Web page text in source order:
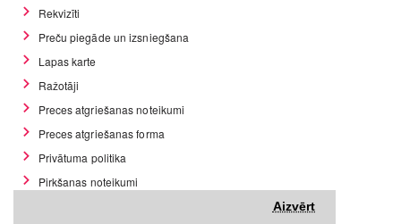
Aizvērt
Rekvizīti
Preču piegāde un izsniegšana
Lapas karte
Ražotāji
Preces atgriešanas noteikumi
Preces atgriešanas forma
Privātuma politika
Pirkšanas noteikumi